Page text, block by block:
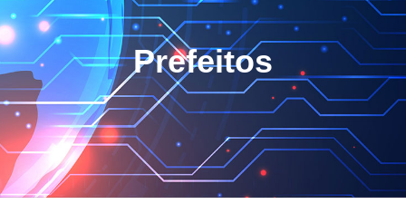
Prefeitos